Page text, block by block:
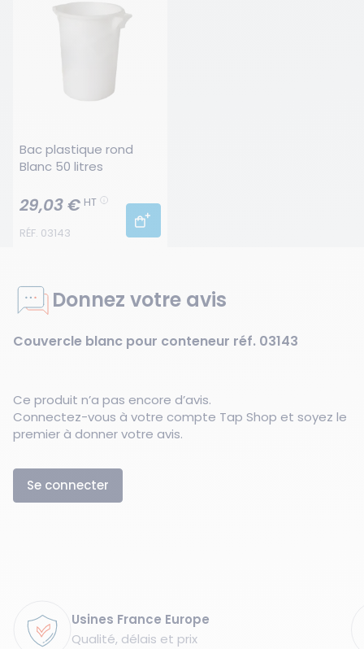
Bac plastique rond
Blanc 50 litres
RÉF. 03143
29,03 € HT
Donnez votre avis
Couvercle blanc pour conteneur réf. 03143
Ce produit n’a pas encore d’avis.
Connectez-vous à votre compte Tap Shop et soyez le
premier à donner votre avis.
Se connecter
Usines France Europe
Qualité, délais et prix